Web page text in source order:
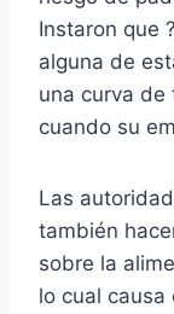
Instaron que
alguna de
una curva de
cuando su
Las
también
sobre la
lo cual